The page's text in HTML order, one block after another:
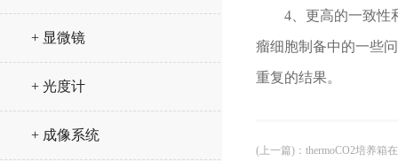
+ 显微镜
+ 光度计
+ 成像系统
4、更高的一致性和
瘤细胞制备中的一些
重复的结果。
(上一篇) ： thermoCO2培养箱